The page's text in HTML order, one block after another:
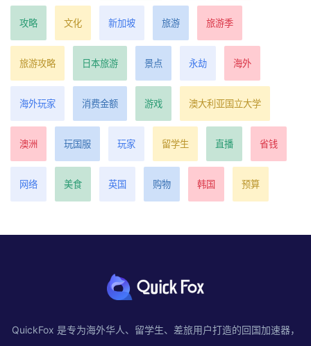
攻略 文化 新加坡 旅游 旅游季
旅游攻略 日本旅游 景点 永劫 海外
海外玩家 消费金额 游戏 澳大利亚国立大学
澳洲 玩国服 玩家 留学生 直播 省钱
网络 美食 英国 购物 韩国 预算
QuickFox 是专为海外华人、留学生、差旅用户打造的回国加速器，